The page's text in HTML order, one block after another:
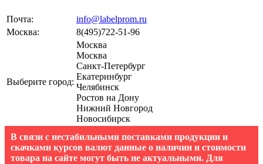
Почта:
info@labelprom.ru
Москва: 8(495)722-51-96
Выберите город:
Москва
Москва
Санкт-Петербург
Екатеринбург
Челябинск
Ростов на Дону
Нижний Новгород
Новосибирск
В связи с нестабильными поставками продукции и
скачками курсов валют данные о наличии и стоимости
товара на сайте могут быть не актуальными. Для